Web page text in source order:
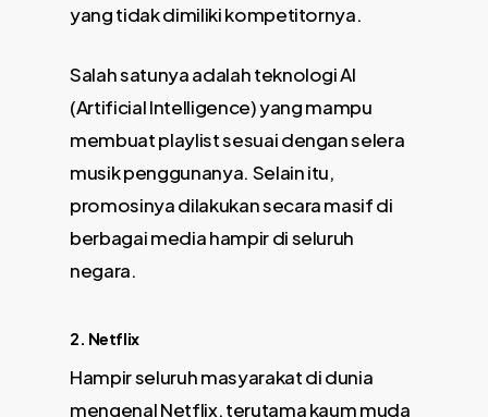
yang tidak dimiliki kompetitornya.
Salah satunya adalah teknologi AI
(Artificial Intelligence) yang mampu
membuat playlist sesuai dengan selera
musik penggunanya. Selain itu,
promosinya dilakukan secara masif di
berbagai media hampir di seluruh
negara.
2. Netflix
Hampir seluruh masyarakat di dunia
mengenal Netflix, terutama kaum muda